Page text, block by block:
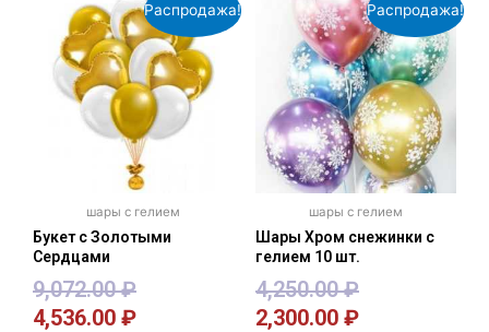
Распродажа!
шары с гелием
Букет с Золотыми
Сердцами
9,072.00₽
4,536.00 ₽
Распродажа!
шары с гелием
Шары Хром снежинки с
гелием 10 шт.
4,250.00₽
2,300.00 ₽